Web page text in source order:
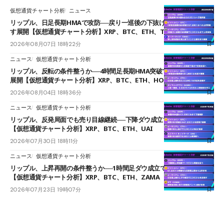
仮想通貨チャート分析 ニュース
リップル、日足長期HMAで攻防──戻り一巡後の下抜けで0.95ドルを試
す展開【仮想通貨チャート分析】XRP、BTC、ETH、TAKE
2026年08月07日 18時22分
ニュース 仮想通貨チャート分析
リップル、反転の条件整うか──4時間足長期HMA突破で雲下端を目指す
展開【仮想通貨チャート分析】XRP、BTC、ETH、HOME
2026年08月04日 18時36分
ニュース 仮想通貨チャート分析
リップル、反発局面でも売り目線継続──下降ダウ成立で下値追う展開
【仮想通貨チャート分析】XRP、BTC、ETH、UAI
2026年07月30日 18時11分
ニュース 仮想通貨チャート分析
リップル、上昇再開の条件整うか──1時間足ダウ成立で1.185ドルを狙う
【仮想通貨チャート分析】XRP、BTC、ETH、ZAMA
2026年07月23日 19時07分